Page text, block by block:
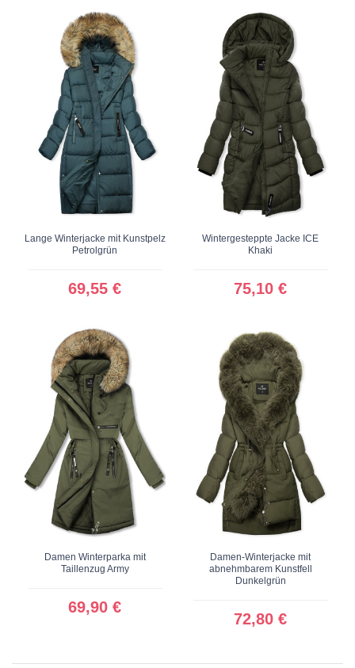
Lange Winterjacke mit Kunstpelz
Petrolgrün
69,55 €
Wintergesteppte Jacke ICE
Khaki
75,10 €
Damen Winterparka mit
Taillenzug Army
69,90 €
Damen-Winterjacke mit
abnehmbarem Kunstfell
Dunkelgrün
72,80 €